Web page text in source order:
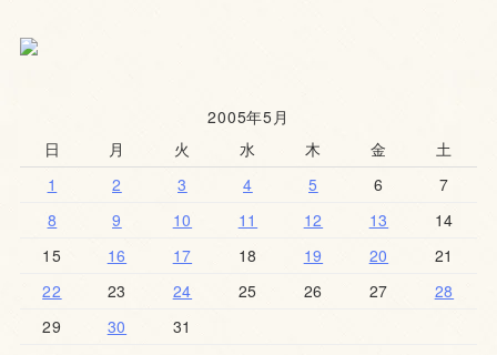
2005年5月
日
月 火 水 木 金
土
1
2 3 4 5 6
7
8
9 10 11 12 13
14
15
16 17 18 19 20
21
22
23 24 25 26 27
28
29
30
31